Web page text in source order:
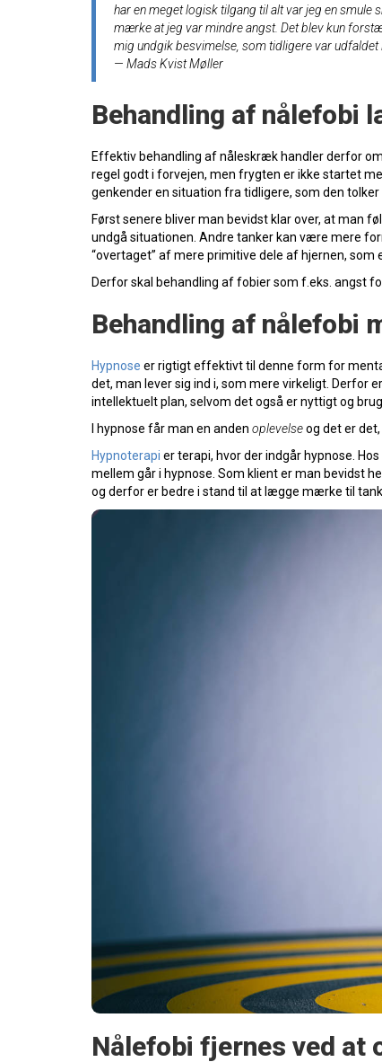
har en meget logisk tilgang til alt var jeg en smule
mærke at jeg var mindre angst. Det blev kun
mig undgik besvimelse, som tidligere var udfaldet
— Mads Kvist Møller
Behandling af nålefobi
Effektiv behandling af nåleskræk handler derfor
regel godt i forvejen, men frygten er ikke startet
genkender en situation fra tidligere, som den
Først senere bliver man bevidst klar over, at man
undgå situationen. Andre tanker kan være mere
“overtaget” af mere primitive dele af hjernen, som
Derfor skal behandling af fobier som f.eks. angst
Behandling af nålefobi
Hypnose er rigtigt effektivt til denne form for
det, man lever sig ind i, som mere virkeligt.
intellektuelt plan, selvom det også er nyttigt og
I hypnose får man en anden oplevelseog det er
Hypnoterapi er terapi, hvor der indgår hypnose.
mellem går i hypnose. Som klient er man bevidst
og derfor er bedre i stand til at lægge mærke til
Nålefobi fjernes ved at